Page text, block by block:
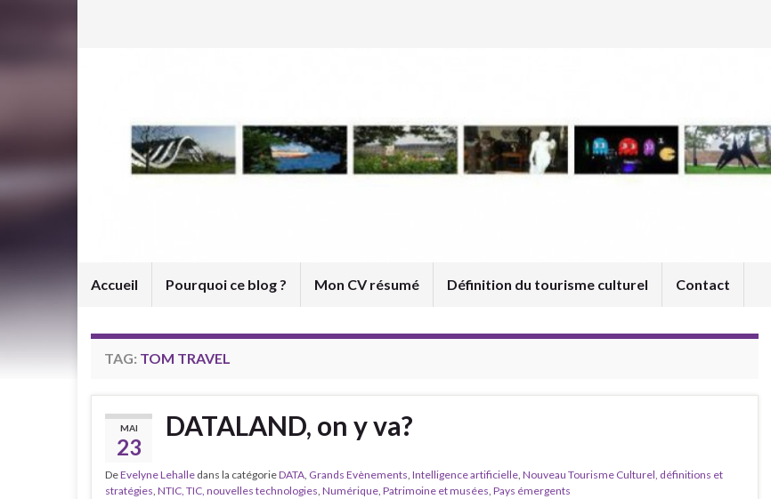
Accueil Pourquoi ce blog ? Mon CV résumé Définition du tourisme culturel Contact
TAG: TOM TRAVEL
MAI
23
DATALAND, on y va?
DeEvelyne Lehalle dans la catégorieDATA, Grands Evènements, Intelligence artificielle, Nouveau Tourisme Culturel, définitions et
stratégies, NTIC, TIC, nouvelles technologies, Numérique, Patrimoine et musées, Pays émergents